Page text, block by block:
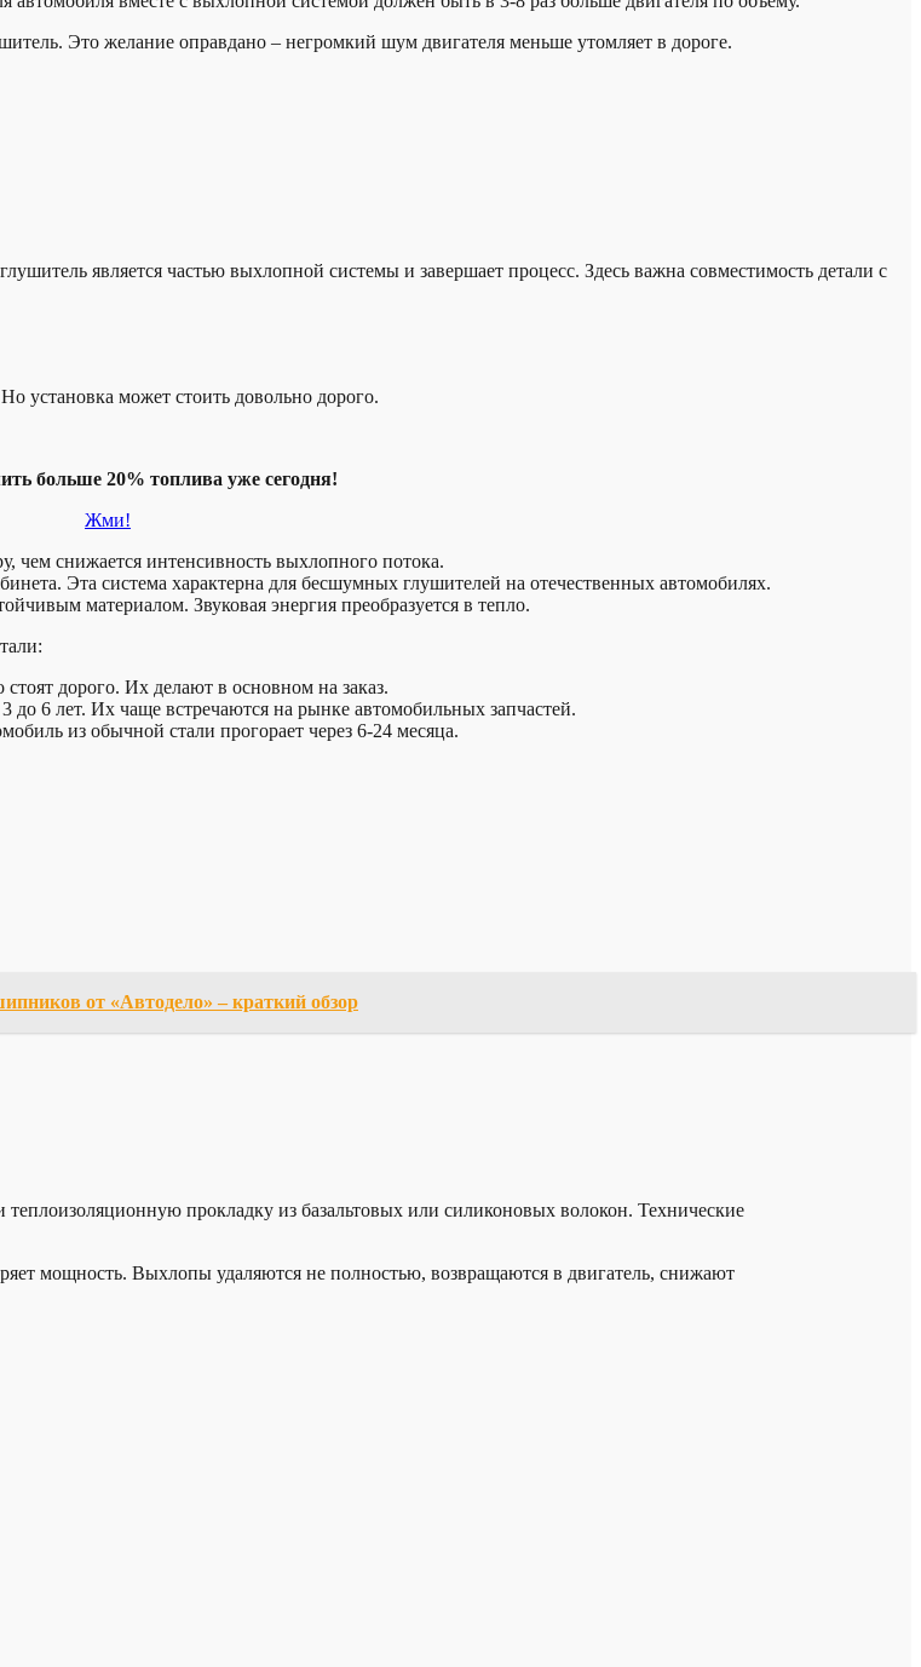
Это желание оправдано – негромкий шум двигателя меньше утомляет в дороге.
является частью выхлопной системы и завершает процесс. Здесь важна совместимость детали с
установка может стоить довольно дорого.
больше 20% топлива уже сегодня!
Жми!
чем снижается интенсивность выхлопного потока.
Эта система характерна для бесшумных глушителей на отечественных автомобилях.
материалом. Звуковая энергия преобразуется в тепло.
дорого. Их делают в основном на заказ.
6 лет. Их чаще встречаются на рынке автомобильных запчастей.
из обычной стали прогорает через 6-24 месяца.
от «Автодело» – краткий обзор
прокладку из базальтовых или силиконовых волокон. Технические
мощность. Выхлопы удаляются не полностью, возвращаются в двигатель, снижают